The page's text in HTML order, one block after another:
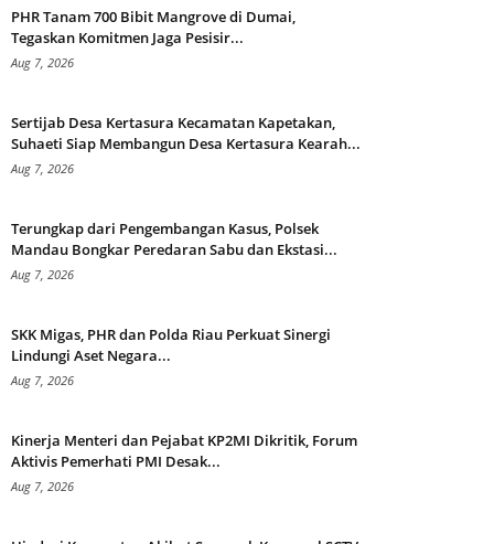
PHR Tanam 700 Bibit Mangrove di Dumai,
Tegaskan Komitmen Jaga Pesisir...
Aug 7, 2026
Sertijab Desa Kertasura Kecamatan Kapetakan,
Suhaeti Siap Membangun Desa Kertasura Kearah...
Aug 7, 2026
Terungkap dari Pengembangan Kasus, Polsek
Mandau Bongkar Peredaran Sabu dan Ekstasi...
Aug 7, 2026
SKK Migas, PHR dan Polda Riau Perkuat Sinergi
Lindungi Aset Negara...
Aug 7, 2026
Kinerja Menteri dan Pejabat KP2MI Dikritik, Forum
Aktivis Pemerhati PMI Desak...
Aug 7, 2026